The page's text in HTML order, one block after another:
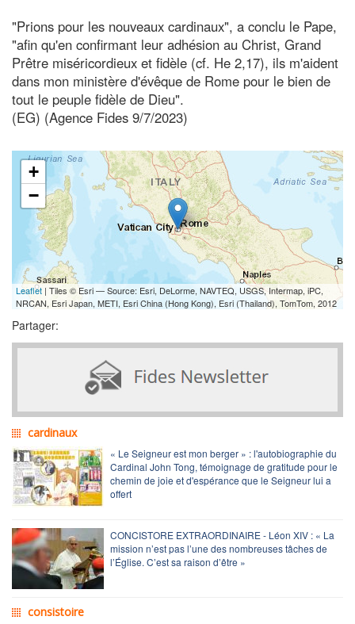
"Prions pour les nouveaux cardinaux", a conclu le Pape,
"afin qu'en confirmant leur adhésion au Christ, Grand
Prêtre miséricordieux et fidèle (cf. He 2,17), ils m'aident
dans mon ministère d'évêque de Rome pour le bien de
tout le peuple fidèle de Dieu".
(EG) (Agence Fides 9/7/2023)
+
−
Leaflet | Tiles © Esri — Source: Esri, DeLorme, NAVTEQ, USGS, Intermap, iPC,
NRCAN, Esri Japan, METI, Esri China (Hong Kong), Esri (Thailand), TomTom, 2012
Partager:
cardinaux
« Le Seigneur est mon berger » : l'autobiographie du
Cardinal John Tong, témoignage de gratitude pour le
chemin de joie et d'espérance que le Seigneur lui a
offert
CONCISTORE EXTRAORDINAIRE - Léon XIV : « La
mission n’est pas l’une des nombreuses tâches de
l’Église. C’est sa raison d’être »
consistoire